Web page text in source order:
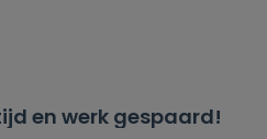
en werk gespaard!